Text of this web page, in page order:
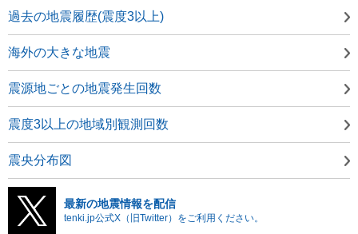
過去の地震履歴(震度3以上)
海外の大きな地震
震源地ごとの地震発生回数
震度3以上の地域別観測回数
震央分布図
最新の地震情報を配信
tenki.jp公式X（旧Twitter）をご利用ください。